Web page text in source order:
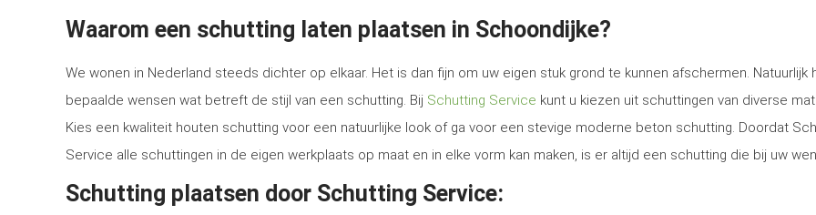
Waarom een schutting laten plaatsen in Schoondijke?
We wonen in Nederland steeds dichter op elkaar. Het is dan fijn om uw eigen stuk grond te kunnen afschermen. Natuurlijk
bepaalde wensen wat betreft de stijl van een schutting. Bij Schutting Service kunt u kiezen uit schuttingen van diverse
Kies een kwaliteit houten schutting voor een natuurlijke look of ga voor een stevige moderne beton schutting. Doordat
Service alle schuttingen in de eigen werkplaats op maat en in elke vorm kan maken, is er altijd een schutting die bij uw
Schutting plaatsen door Schutting Service: